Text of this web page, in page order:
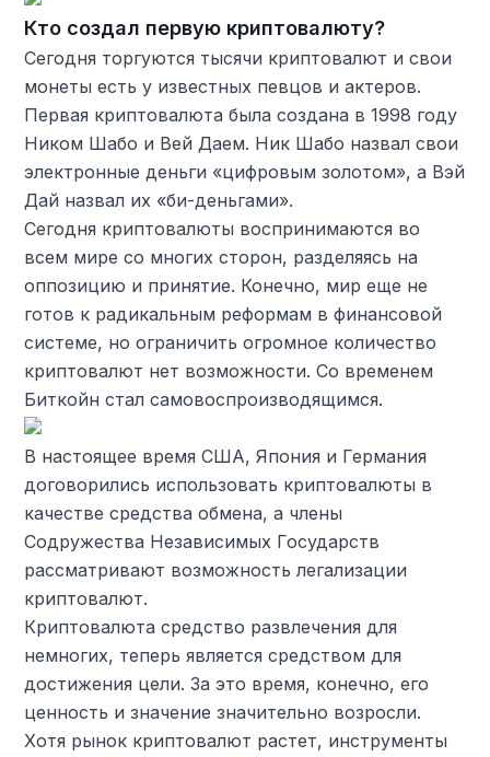
Кто создал первую криптовалюту?
Сегодня торгуются тысячи криптовалют и свои
монеты есть у известных певцов и актеров.
Первая криптовалюта была создана в 1998 году
Ником Шабо и Вей Даем. Ник Шабо назвал свои
электронные деньги «цифровым золотом», а Вэй
Дай назвал их «би-деньгами».
Сегодня криптовалюты воспринимаются во
всем мире со многих сторон, разделяясь на
оппозицию и принятие. Конечно, мир еще не
готов к радикальным реформам в финансовой
системе, но ограничить огромное количество
криптовалют нет возможности. Со временем
Биткойн стал самовоспроизводящимся.
В настоящее время США, Япония и Германия
договорились использовать криптовалюты в
качестве средства обмена, а члены
Содружества Независимых Государств
рассматривают возможность легализации
криптовалют.
Криптовалюта средство развлечения для
немногих, теперь является средством для
достижения цели. За это время, конечно, его
ценность и значение значительно возросли.
Хотя рынок криптовалют растет, инструменты